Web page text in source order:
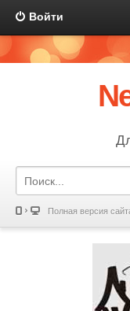
Войти
Полная версия